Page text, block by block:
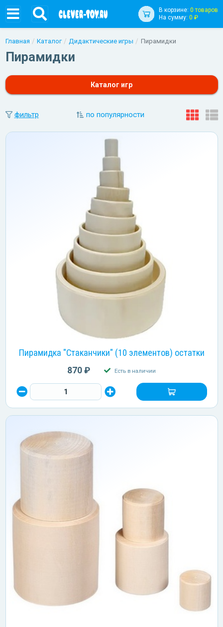
В корзине: 0 товаров
На сумму: 0 ₽
Главная Каталог Дидактические игры Пирамидки
Пирамидки
Каталог игр
фильтр по популярности
Пирамидка "Стаканчики" (10 элементов) остатки
870 ₽ Есть в наличии